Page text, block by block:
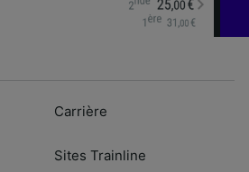
Carrière
Sites Trainline